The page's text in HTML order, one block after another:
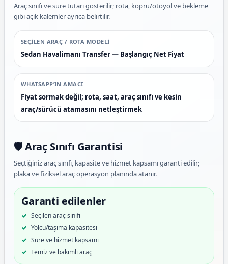
Araç sınıfı ve süre tutarı gösterilir; rota, köprü/otoyol ve bekleme
gibi açık kalemler ayrıca belirtilir.
SEÇILEN ARAÇ / ROTA MODELI
Sedan Havalimanı Transfer — Başlangıç Net Fiyat
WHATSAPP’IN AMACI
Fiyat sormak değil; rota, saat, araç sınıfı ve kesin
araç/sürücü atamasını netleştirmek
🛡️ Araç Sınıfı Garantisi
Seçtiğiniz araç sınıfı, kapasite ve hizmet kapsamı garanti edilir;
plaka ve fiziksel araç operasyon planında atanır.
Garanti edilenler
Seçilen araç sınıfı
Yolcu/taşıma kapasitesi
Süre ve hizmet kapsamı
Temiz ve bakımlı araç